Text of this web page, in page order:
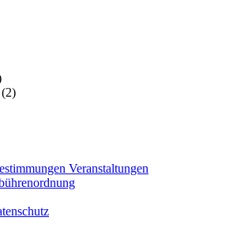
(2)
Veranstaltungen